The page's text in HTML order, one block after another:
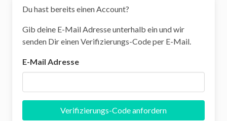
Du hast bereits einen Account?
Gib deine E-Mail Adresse unterhalb ein und wir
senden Dir einen Verifizierungs-Code per E-Mail.
E-Mail Adresse